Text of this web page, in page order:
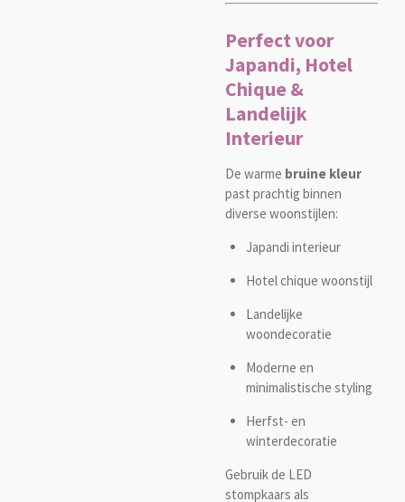
Perfect voor
Japandi, Hotel
Chique &
Landelijk
Interieur
De warme bruine kleur
past prachtig binnen
diverse woonstijlen:
Japandi interieur
Hotel chique woonstijl
Landelijke
woondecoratie
Moderne en
minimalistische styling
Herfst- en
winterdecoratie
Gebruik de LED
stompkaars als